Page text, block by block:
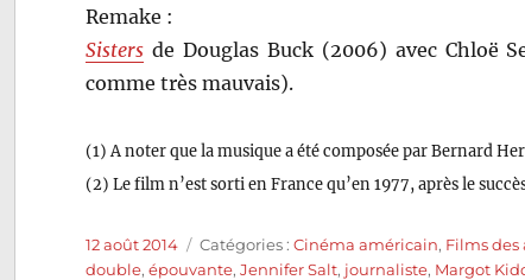
Remake :
Sisters de Douglas Buck (2006) avec Chloë
comme très mauvais).
(1) A noter que la musique a été composée par Bernard
(2) Le film n’est sorti en France qu’en 1977, après le
Publié
le
12 août 2014 Catégories
Catégories :Cinéma américain, Films des
double,épouvante,Jennifer Salt, journaliste, Margot